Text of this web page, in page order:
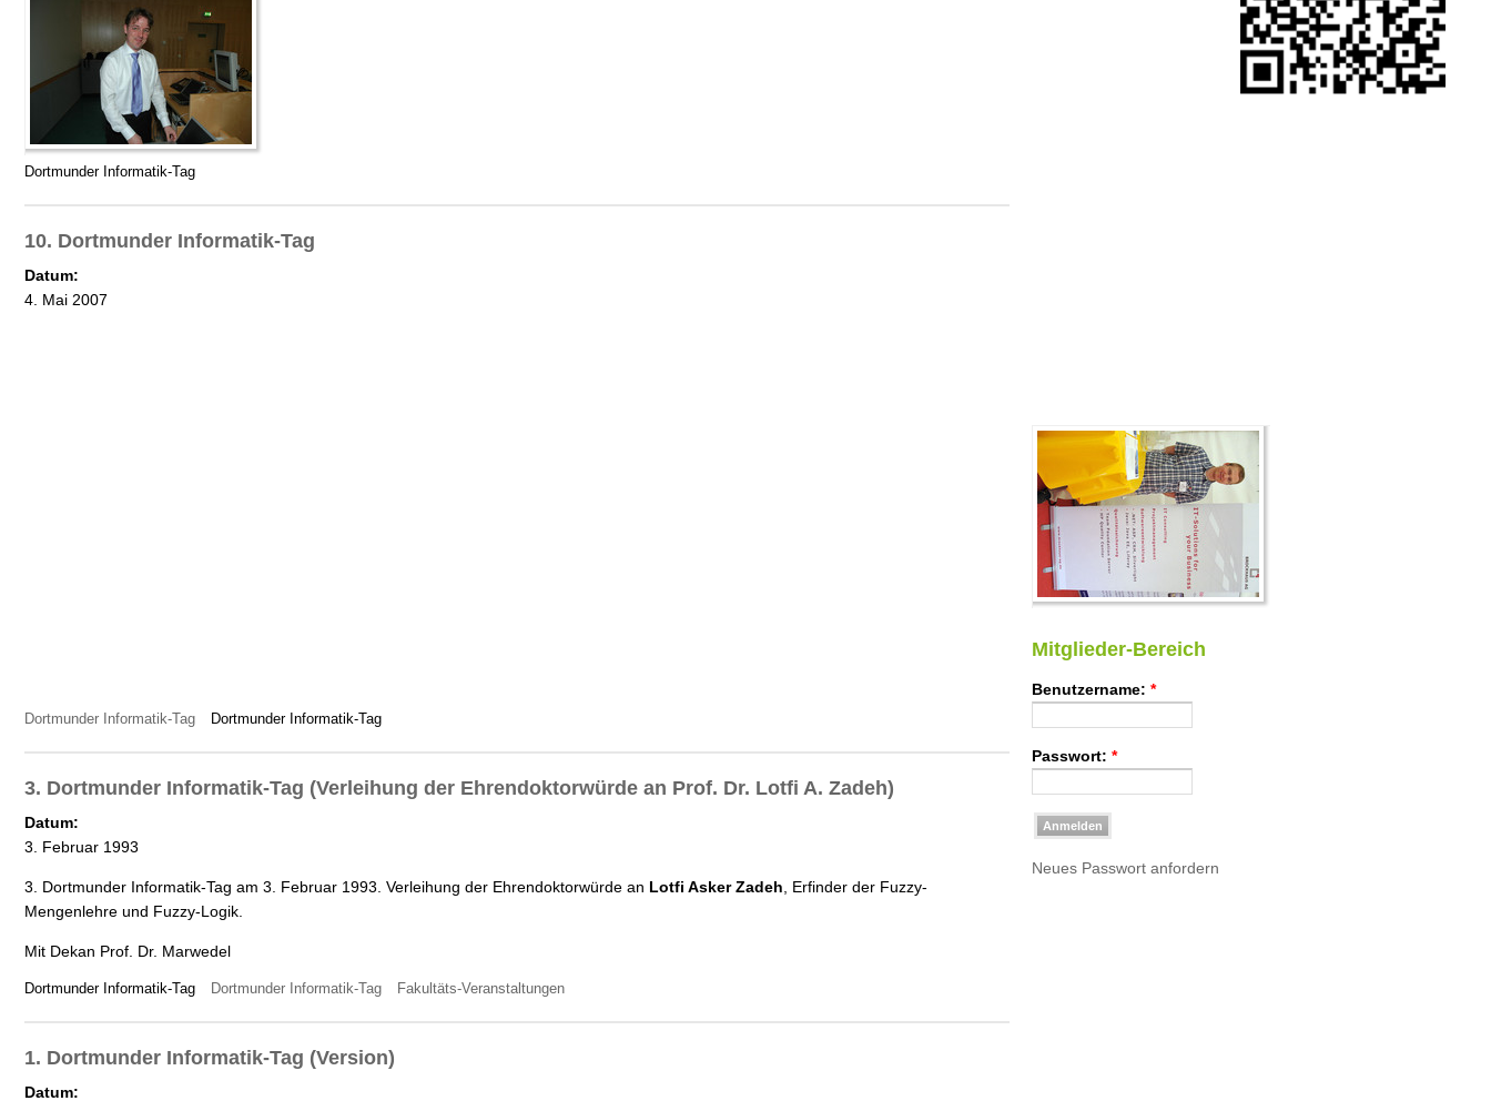
Dortmunder Informatik-Tag
10. Dortmunder Informatik-Tag
Datum:
4. Mai 2007
Dortmunder Informatik-Tag Dortmunder Informatik-Tag
3. Dortmunder Informatik-Tag (Verleihung der Ehrendoktorwürde an Prof. Dr. Lotfi A. Zadeh)
Datum:
3. Februar 1993
3. Dortmunder Informatik-Tag am 3. Februar 1993. Verleihung der Ehrendoktorwürde an Lotfi Asker Zadeh , Erfinder der Fuzzy-
Mengenlehre und Fuzzy-Logik.
Mit Dekan Prof. Dr. Marwedel
Dortmunder Informatik-Tag Dortmunder Informatik-Tag Fakultäts-Veranstaltungen
1. Dortmunder Informatik-Tag (Version)
Datum:
Mitglieder-Bereich
Benutzername: *
Passwort: *
Neues Passwort anfordern